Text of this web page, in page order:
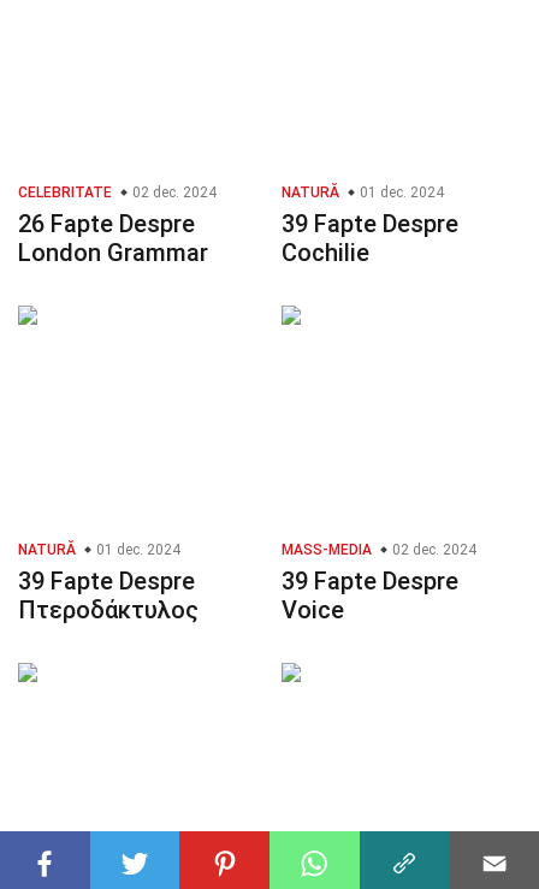
CELEBRITATE 02 dec. 2024
26 Fapte Despre
London Grammar
NATURĂ 01 dec. 2024
39 Fapte Despre
Cochilie
NATURĂ 01 dec. 2024
39 Fapte Despre
Πτεροδάκτυλος
MASS-MEDIA 02 dec. 2024
39 Fapte Despre
Voice